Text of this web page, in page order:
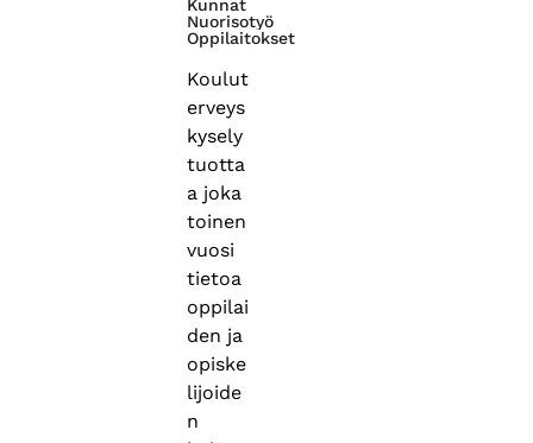
Kunnat
Nuorisotyö
Oppilaitokset
Koulut
erveys
kysely
tuotta
a joka
toinen
vuosi
tietoa
oppilai
den ja
opiske
lijoide
n